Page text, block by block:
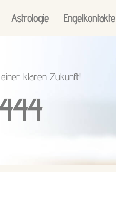
Astrologie Engelkontakte
klaren Zukunft!